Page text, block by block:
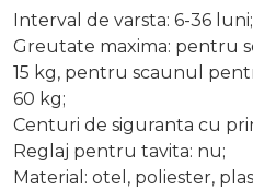
Interval de varsta: 6-36 luni;
Greutate maxima: pentru
15 kg, pentru scaunul
60 kg;
Centuri de siguranta cu
Reglaj pentru tavita: nu;
Material: otel, poliester,